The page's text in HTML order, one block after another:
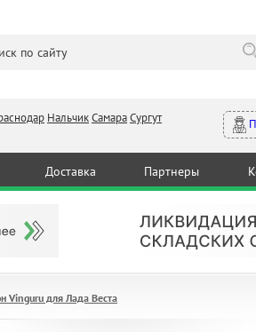
НальчикСамараСургут
Доставка Партнеры
Vinguru для Лада Веста